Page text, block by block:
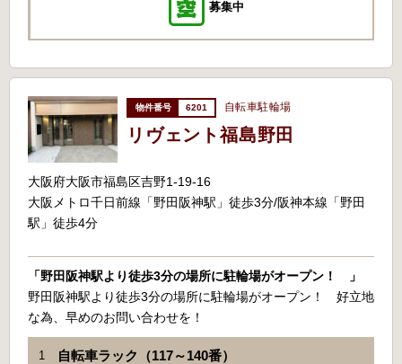
募集中
6201 自転車駐輪場
リヴェント福島野田
大阪府大阪市福島区吉野1-19-16
大阪メトロ千日前線「野田阪神駅」徒歩3分/阪神本線「野田
駅」徒歩4分
「野田阪神駅より徒歩3分の場所に駐輪場がオープン！ 」
野田阪神駅より徒歩3分の場所に駐輪場がオープン！ 好立地
な為、早めのお問い合わせを！
1 自転車ラック（117～140番）